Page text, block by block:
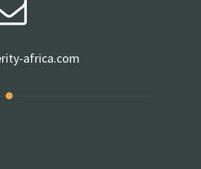
africa.com